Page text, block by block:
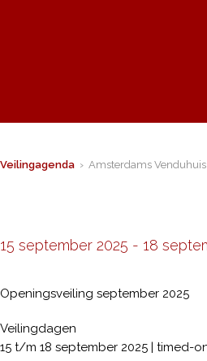
Veilingagenda › Amsterdams
15 september 2025 - 18
Openingsveiling september 2025
Veilingdagen
15 t/m 18 september 2025 | timed-